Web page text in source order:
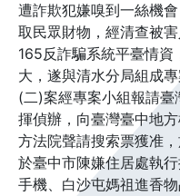
遭詐欺犯嫌嗅到一絲機
取民眾財物，經清查被
165反詐騙系統平臺情
大，遂與清水分局組成專
(二)案經專案小組報請
揮偵辦，向臺灣臺中地
方法院聲請搜索票獲准
於臺中市陳嫌住居處執
手機、白沙屯媽祖進香